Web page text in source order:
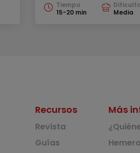
Tiempo
15-20 min
Media
Recursos
Revista
Guías
Más